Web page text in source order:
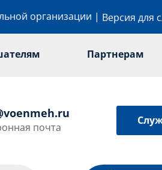
организации | Версия для
Партнерам
почта